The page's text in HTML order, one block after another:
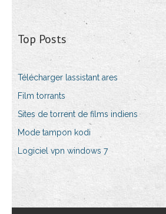
Top Posts
Télécharger lassistant ares
Film torrants
Sites de torrent de films indiens
Mode tampon kodi
Logiciel vpn windows 7